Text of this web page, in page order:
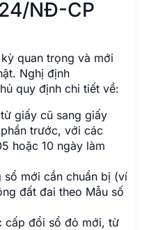
NĐ-CP
quan trọng và mới
Nghị định
quy định chi tiết về:
giấy cũ sang giấy
trước, với các
hoặc 10 ngày làm
mới cần chuẩn bị (ví
đất đai theo Mẫu số
cấp đổi sổ đỏ mới, từ